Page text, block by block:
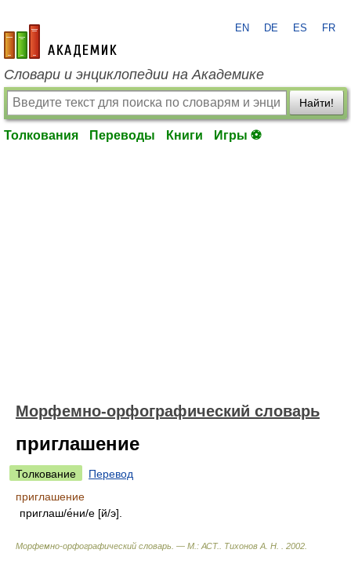
academic.ru
EN DE ES FR
Словари и энциклопедии на Академике
Найти!
Толкования Переводы Книги Игры ⚽
Морфемно-орфографический словарь
приглашение
Толкование
Перевод
приглашение
приглаш/е́ни/е [й/э].
Морфемно-орфографический словарь. — М.: АСТ. Тихонов А. Н. 2002